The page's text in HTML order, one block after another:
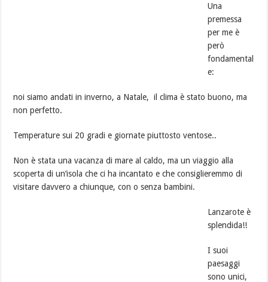
Una
premessa
per me è
però
fondamental
e:
noi siamo andati in inverno, a Natale, il clima è stato buono, ma
non perfetto.
Temperature sui 20 gradi e giornate piuttosto ventose..
Non è stata una vacanza di mare al caldo, ma un viaggio alla
scoperta di un’isola che ci ha incantato e che consiglieremmo di
visitare davvero a chiunque, con o senza bambini.
Lanzarote è
splendida!!
I suoi
paesaggi
sono unici,